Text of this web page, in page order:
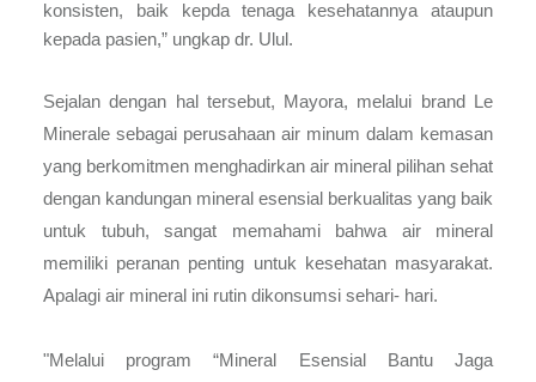
konsisten, baik kepda tenaga kesehatannya ataupun
kepada pasien,” ungkap dr. Ulul.
Sejalan dengan hal tersebut, Mayora, melalui brand Le
Minerale sebagai perusahaan air minum dalam kemasan
yang berkomitmen menghadirkan air mineral pilihan sehat
dengan kandungan mineral esensial berkualitas yang baik
untuk tubuh, sangat memahami bahwa air mineral
memiliki peranan penting untuk kesehatan masyarakat.
Apalagi air mineral ini rutin dikonsumsi sehari- hari.
"Melalui program “Mineral Esensial Bantu Jaga